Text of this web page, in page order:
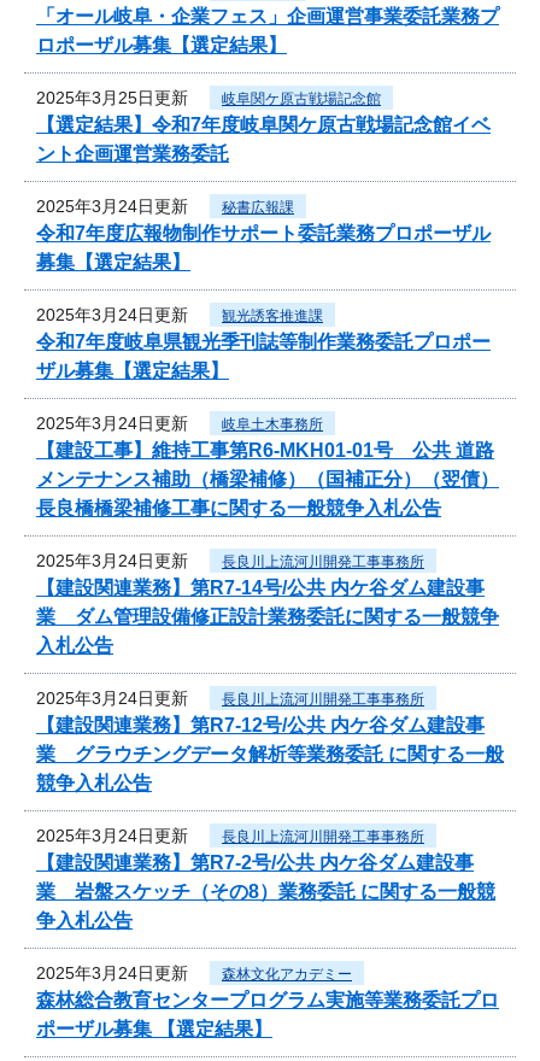
「オール岐阜・企業フェス」企画運営事業委託業務プ
ロポーザル募集【選定結果】
2025年3月25日更新 岐阜関ケ原古戦場記念館
【選定結果】令和7年度岐阜関ケ原古戦場記念館イベ
ント企画運営業務委託
2025年3月24日更新 秘書広報課
令和7年度広報物制作サポート委託業務プロポーザル
募集【選定結果】
2025年3月24日更新 観光誘客推進課
令和7年度岐阜県観光季刊誌等制作業務委託プロポー
ザル募集【選定結果】
2025年3月24日更新 岐阜土木事務所
【建設工事】維持工事第R6-MKH01-01号 公共 道路
メンテナンス補助（橋梁補修）（国補正分）（翌債）
長良橋橋梁補修工事に関する一般競争入札公告
2025年3月24日更新 長良川上流河川開発工事事務所
【建設関連業務】第R7-14号/公共 内ケ谷ダム建設事
業 ダム管理設備修正設計業務委託に関する一般競争
入札公告
2025年3月24日更新 長良川上流河川開発工事事務所
【建設関連業務】第R7-12号/公共 内ケ谷ダム建設事
業 グラウチングデータ解析等業務委託 に関する一般
競争入札公告
2025年3月24日更新 長良川上流河川開発工事事務所
【建設関連業務】第R7-2号/公共 内ケ谷ダム建設事
業 岩盤スケッチ（その8）業務委託 に関する一般競
争入札公告
2025年3月24日更新 森林文化アカデミー
森林総合教育センタープログラム実施等業務委託プロ
ポーザル募集 【選定結果】